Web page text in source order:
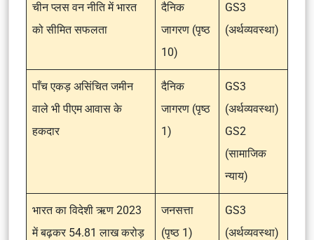
चीन प्लस वन नीति में भारत
को सीमित सफलता
दैनिक
जागरण (पृष्ठ
10)
GS3
(अर्थव्यवस्था)
पाँच एकड़ असिंचित जमीन
वाले भी पीएम आवास के
हकदार
दैनिक
जागरण (पृष्ठ
1)
GS3
(अर्थव्यवस्था)
GS2
(सामाजिक
न्याय)
भारत का विदेशी ऋण 2023
में बढ़कर 54.81 लाख करोड़
जनसत्ता
(पृष्ठ 1)
GS3
(अर्थव्यवस्था)